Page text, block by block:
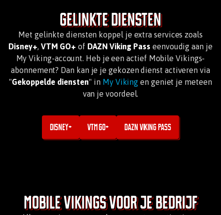
Gelinkte diensten
Met gelinkte diensten koppel je extra services zoals
Disney+, VTM GO+of DAZN Viking Pass eenvoudig aan je
My Viking-account. Heb je een actief Mobile Vikings-
abonnement? Dan kan je je gekozen dienst activeren via
"Gekoppelde diensten" in My Viking en geniet je meteen
van je voordeel.
Disney+ VTM Go+ DAZN Viking Pass
Mobile Vikings voor je bedrijf